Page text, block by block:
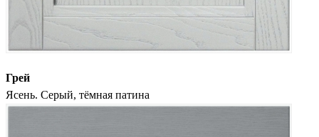
Грей
Ясень. Серый, тёмная патина